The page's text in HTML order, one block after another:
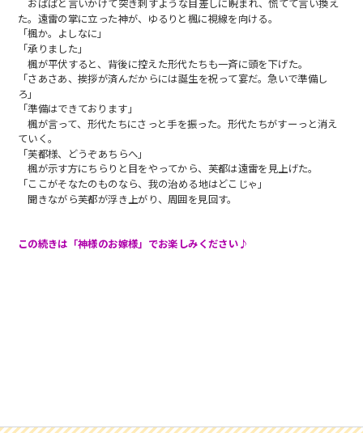
おばばと言いかけて突き刺すような目差しに睨まれ、慌てて言い換え
た。遠雷の掌に立った神が、ゆるりと楓に視線を向ける。
「楓か。よしなに」
「承りました」
楓が平伏すると、背後に控えた形代たちも一斉に頭を下げた。
「さあさあ、挨拶が済んだからには誕生を祝って宴だ。急いで準備し
ろ」
「準備はできております」
楓が言って、形代たちにさっと手を振った。形代たちがすーっと消え
ていく。
「芙都様、どうぞあちらへ」
楓が示す方にちらりと目をやってから、芙都は遠雷を見上げた。
「ここがそなたのものなら、我の治める地はどこじゃ」
聞きながら芙都が浮き上がり、周囲を見回す。
この続きは「神様のお嫁様」でお楽しみください♪